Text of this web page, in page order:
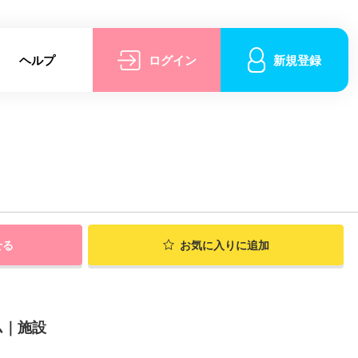
ヘルプ ログイン 新規登録
お気に入りに追加
施設